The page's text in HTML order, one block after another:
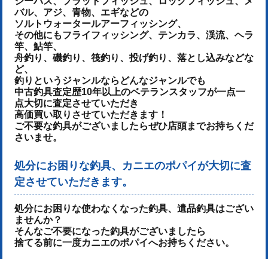
バル、アジ、青物、 エギなどの
ソルトウォータールアーフィッシング、
その他にもフライフィッシング、テンカラ、渓流、ヘラ
竿、鮎竿、
舟釣り、磯釣り、筏釣り、投げ釣り、落とし込みなどな
ど、
釣りというジャンルならどんなジャンルでも
中古釣具査定歴10年以上のベテランスタッフが一点一
点大切に査定させていただき
高価買い取りさせていただきます！
ご不要な釣具がございましたらぜひ店頭までお持ちくだ
さいませ。
処分にお困りな釣具、カニエのポパイが大切に査
定させていただきます。
処分にお困りな使わなくなった釣具、遺品釣具はござい
ませんか？
そんなご不要になった釣具がございましたら
捨てる前に一度カニエのポパイへお持ちください。